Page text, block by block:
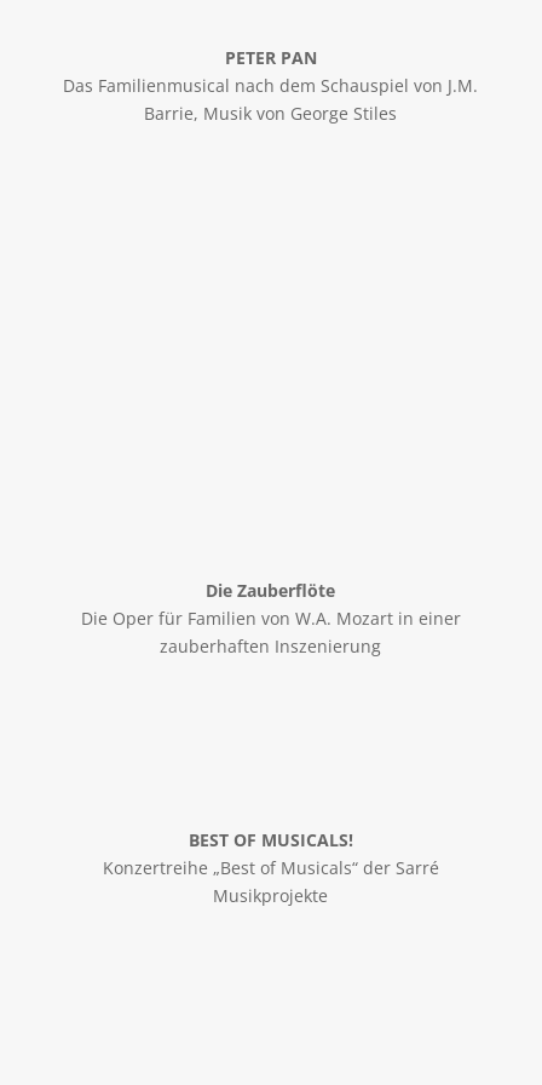
PETER PAN
Das Familienmusical nach dem Schauspiel von J.M.
Barrie, Musik von George Stiles
Die Zauberflöte
Die Oper für Familien von W.A. Mozart in einer
zauberhaften Inszenierung
BEST OF MUSICALS!
Konzertreihe „Best of Musicals“ der Sarré
Musikprojekte